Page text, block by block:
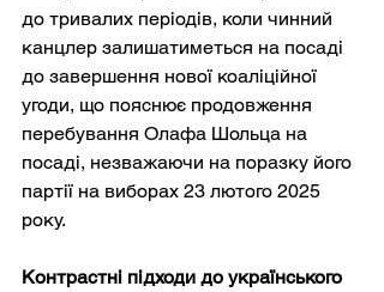
до тривалих періодів, коли чинний
канцлер залишатиметься на посаді
до завершення нової коаліційної
угоди, що пояснює продовження
перебування Олафа Шольца на
посаді, незважаючи на поразку його
партії на виборах 23 лютого 2025
року.
Контрастні підходи до українського